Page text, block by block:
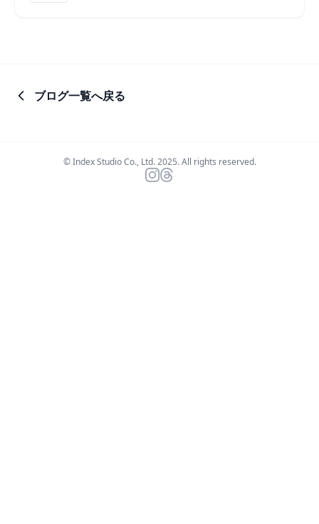
ブログ一覧へ戻る
© Index Studio Co., Ltd. 2025. All rights reserved.
Instagram
Threads